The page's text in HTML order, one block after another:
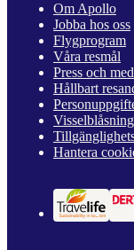
Om Apollo
Jobba hos oss
Flygprogram
Våra resmål
Press och
Hållbart
Visselblåsning
Hantera